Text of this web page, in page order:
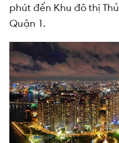
phút đến Khu đô thị
Quận 1.